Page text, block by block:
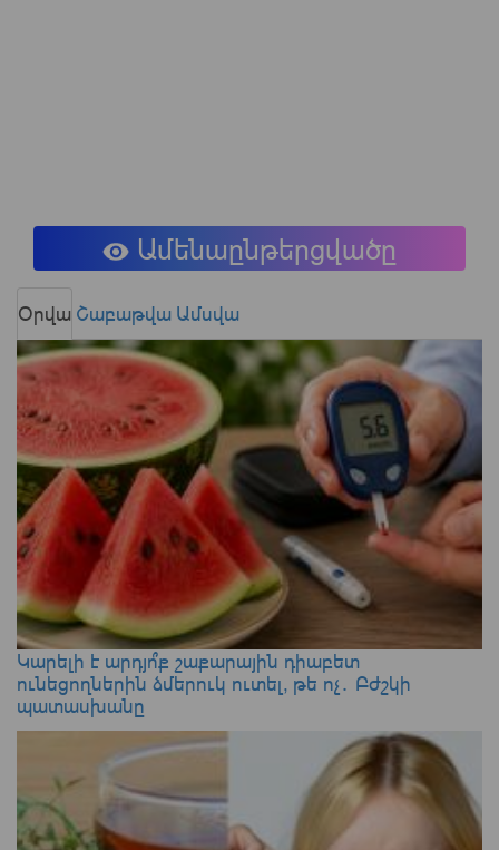
Ամենաընթերցվածը
Օրվա Շաբաթվա Ամսվա
Կարելի է արդյո՞ք շաքարային դիաբետ
ունեցողներին ձմերուկ ուտել, թե ոչ․ Բժշկի
պատասխանը